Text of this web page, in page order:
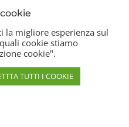
Renzo Snc P.IVA
migliore esperienza sul
cookie stiamo
cookie".
TUTTI I COOKIE